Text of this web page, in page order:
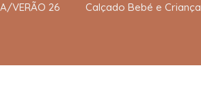
VERÃO 26 Calçado Bebé e Criança